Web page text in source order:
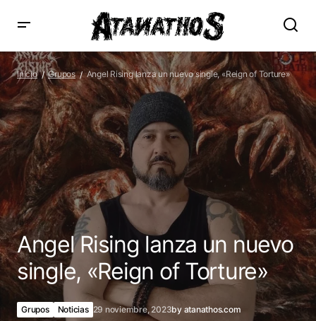
Angel Rising lanza un nuevo single, «Reign of Torture»
Inicio Grupos Angel Rising lanza un nuevo single, «Reign of Torture»
Angel Rising lanza un nuevo
single, «Reign of Torture»
Grupos Noticias 29 noviembre, 2023by atanathos.com